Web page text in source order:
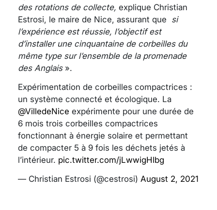
des rotations de collecte, explique Christian
Estrosi, le maire de Nice, assurant que si
l’expérience est réussie, l’objectif est
d’installer une cinquantaine de corbeilles du
même type sur l’ensemble de la promenade
des Anglais».
Expérimentation de corbeilles compactrices :
un système connecté et écologique. La
@VilledeNice expérimente pour une durée de
6 mois trois corbeilles compactrices
fonctionnant à énergie solaire et permettant
de compacter 5 à 9 fois les déchets jetés à
l’intérieur. pic.twitter.com/jLwwigHlbg
— Christian Estrosi (@cestrosi) August 2, 2021